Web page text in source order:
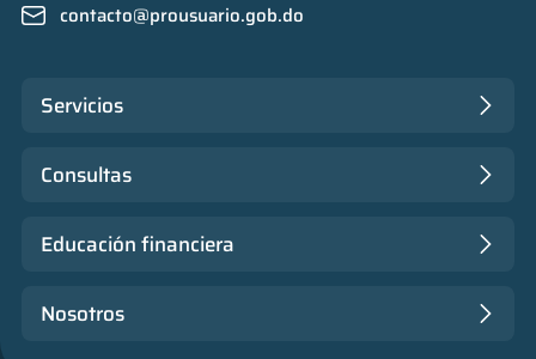
contacto@prousuario.gob.do
Servicios
Consultas
Educación financiera
Nosotros